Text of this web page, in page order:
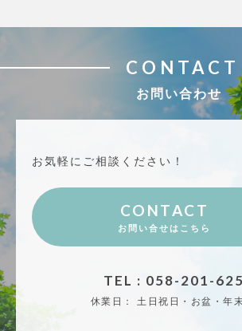
CONTACT
お問い合わせ
お気軽にご相談ください！
CONTACT
お問い合せはこちら
TEL : 058-201-
休業日： 土日祝日・お盆・年